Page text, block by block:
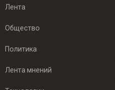
Лента
Общество
Политика
Лента мнений